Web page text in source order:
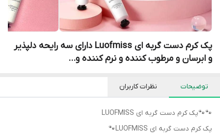
پک کرم دست گربه ای Luofmiss دارای سه رایحه دلپذیر
و ابرسان و مرطوب کننده و نرم کننده و...
توضیحات نظرات کاربران
🐾🐾پک کرم دست گربه ای LUOFMISS
پک کرم دست گربه ای LUOFMISS🐾